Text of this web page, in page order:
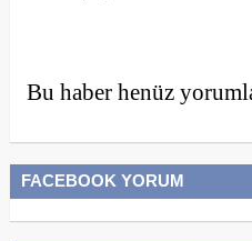
Bu haber henüz
FACEBOOK YORUM